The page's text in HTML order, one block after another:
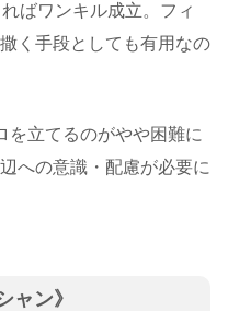
ばワンキル成立。フィ
く手段としても有用なの
を立てるのがやや困難に
への意識・配慮が必要に
ャン》